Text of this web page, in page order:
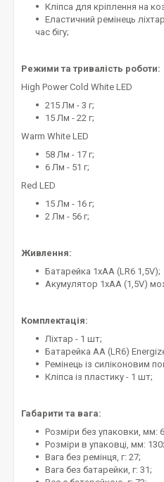
Кліпса для кріплення на
Еластичний ремінець
час бігу;
Режими та тривалість роботи:
High Power Cold White LED
215 Лм - 3 г;
15 Лм - 22 г;
Warm White LED
58 Лм - 17 г;
6 Лм - 51 г;
Red LED
15 Лм - 16 г;
2 Лм - 56 г;
Живлення:
Батарейка 1хАА (LR6 1,5V);
Акумулятор 1хАА (1,5V)
Комплектація:
Ліхтар - 1 шт;
Батарейка АА (LR6)
Ремінець із силіконовим
Кліпса із пластику - 1 шт;
Габарити та вага:
Розміри без упаковки, мм:
Розміри в упаковці, мм:
Вага без ремінця, г: 27;
Вага без батарейки, г: 31;